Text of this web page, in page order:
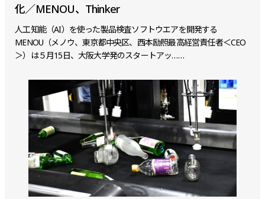
化／MENOU、Thinker
人工知能（AI）を使った製品検査ソフトウエアを開発する
MENOU（メノウ、東京都中央区、西本励照最高経営責任者＜CEO
＞）は５月15日、大阪大学発のスタートアッ……